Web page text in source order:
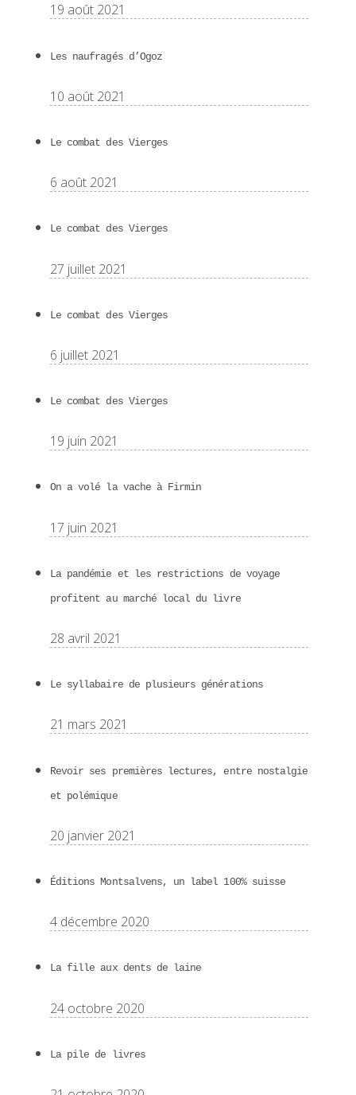
19 août 2021
Les naufragés d’Ogoz
10 août 2021
Le combat des Vierges
6 août 2021
Le combat des Vierges
27 juillet 2021
Le combat des Vierges
6 juillet 2021
Le combat des Vierges
19 juin 2021
On a volé la vache à Firmin
17 juin 2021
La pandémie et les restrictions de voyage
profitent au marché local du livre
28 avril 2021
Le syllabaire de plusieurs générations
21 mars 2021
Revoir ses premières lectures, entre nostalgie
et polémique
20 janvier 2021
Éditions Montsalvens, un label 100% suisse
4 décembre 2020
La fille aux dents de laine
24 octobre 2020
La pile de livres